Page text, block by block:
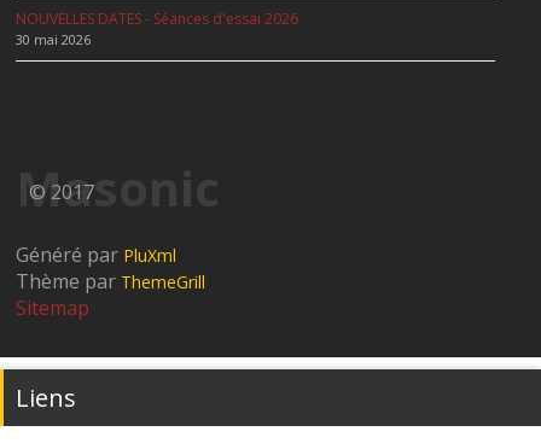
NOUVELLES DATES - Séances d'essai 2026
30 mai 2026
Masonic
© 2017
Généré par PluXml
Thème par ThemeGrill
Sitemap
Liens